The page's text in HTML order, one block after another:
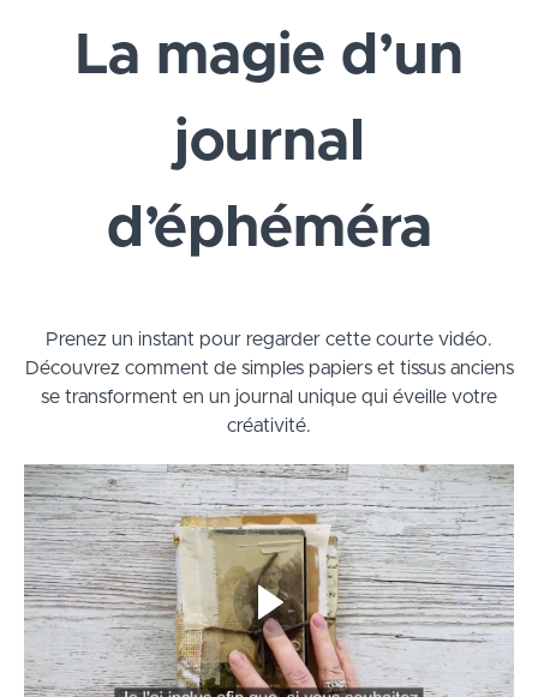
La magie d’un
journal
d’éphéméra
Prenez un instant pour regarder cette courte vidéo.
Découvrez comment de simples papiers et tissus anciens
se transforment en un journal unique qui éveille votre
créativité.